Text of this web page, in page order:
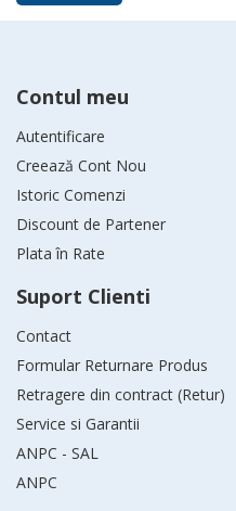
Contul meu
Autentificare
Creează Cont Nou
Istoric Comenzi
Discount de Partener
Plata în Rate
Suport Clienti
Contact
Formular Returnare Produs
Retragere din contract (Retur)
Service si Garantii
ANPC - SAL
ANPC